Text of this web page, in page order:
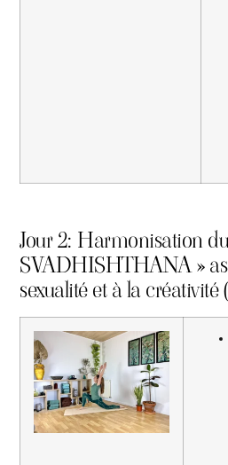
Jour 2: Harmonisation
SVADHISHTHANA »
sexualité et à la